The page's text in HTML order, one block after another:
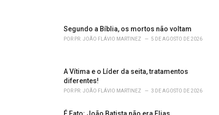
Segundo a Bíblia, os mortos não voltam
POR PR. JOÃO FLÁVIO MARTINEZ 5 DE AGOSTO DE 2026
A Vítima e o Líder da seita, tratamentos
diferentes!
POR PR. JOÃO FLÁVIO MARTINEZ 3 DE AGOSTO DE 2026